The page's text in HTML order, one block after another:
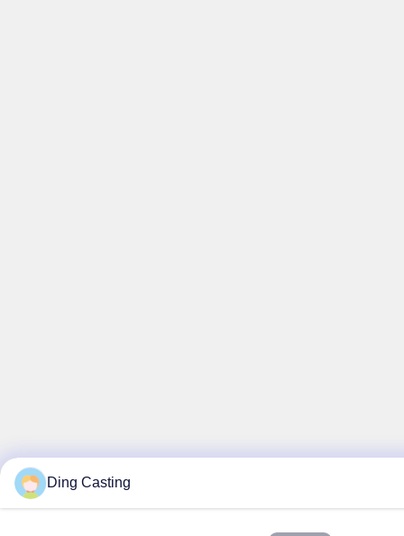
Ding Casting